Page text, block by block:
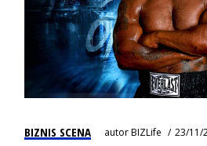
BIZNIS SCENA autorBIZLife 23/11/